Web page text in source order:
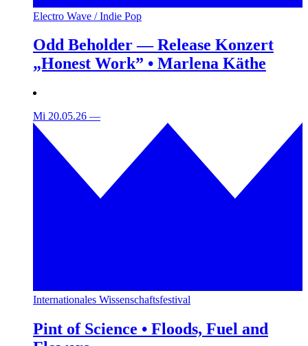
Electro Wave / Indie Pop
Odd Beholder — Release Konzert
„Honest Work” • Marlena Käthe
Mi 20.05.26 —
Internationales Wissenschaftsfestival
Pint of Science • Floods, Fuel and